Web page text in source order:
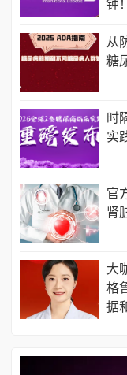
钟！
从
糖
时
实
官
肾
大
格
据